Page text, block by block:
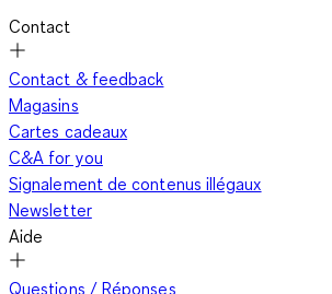
Contact
Contact & feedback
Magasins
Cartes cadeaux
C&A for you
Signalement de contenus illégaux
Newsletter
Aide
Questions / Réponses